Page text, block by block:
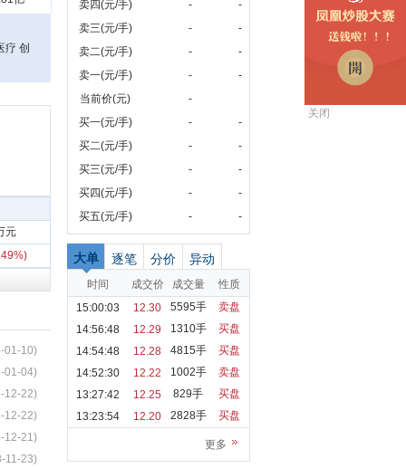
关闭
疗 创
元
01-10)
01-04)
12-22)
12-22)
12-21)
11-23)
卖四(元/手) -
-
卖三(元/手)
-
-
卖二(元/手)
-
-
卖一(元/手)
-
-
当前价(元)
-
买一(元/手)
-
-
买二(元/手)
-
-
买三(元/手)
-
-
买四(元/手)
-
-
买五(元/手)
- -
大单 逐笔 分价 异动
时间 成交价 成交量
性质
15:00:03
12.30 5595手
卖盘
14:56:48
12.29 1310手
买盘
14:54:48
12.28 4815手
买盘
14:52:30
12.22 1002手
卖盘
13:27:42
12.25 829手
买盘
13:23:54
12.20 2828手 买盘
更多